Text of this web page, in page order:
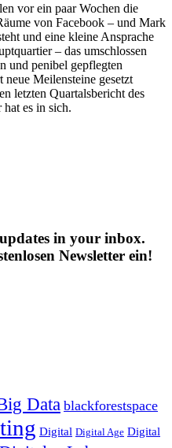
vor ein paar Wochen die
von Facebook – und Mark
und eine kleine Ansprache
– das umschlossen
und penibel gepflegten
neue Meilensteine gesetzt
letzten Quartalsbericht des
es in sich.
in your inbox.
Newsletter ein!
Data blackforestspace
Digital Digital Age Digital